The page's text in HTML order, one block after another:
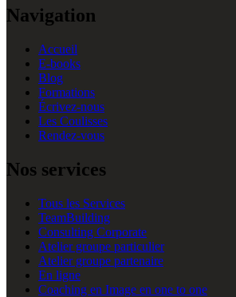
Navigation
Accueil
E-books
Blog
Formations
Écrivez-nous
Les Coulisses
Rendez-vous
Nos services
Tous les Services
TeamBuilding
Consulting Corporate
Atelier groupe particulier
Atelier groupe partenaire
En ligne
Coaching en Image en one to one